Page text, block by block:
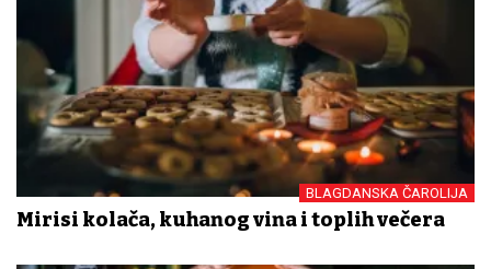
BLAGDANSKA ČAROLIJA
Mirisi kolača, kuhanog vina i toplih večera